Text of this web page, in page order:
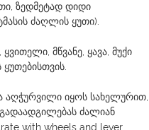
ზედმეტად დიდი
ძაღლის ყუთი).
მწვანე, ყავა, მუქი
აღჭურვილი იყოს სახელურით,
ძალიან